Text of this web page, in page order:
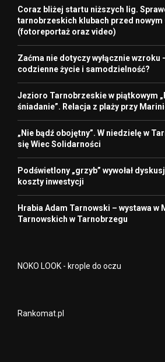
Coraz bliżej startu niższych lig.
tarnobrzeskich klubach przed nowym
(fotoreportaż oraz video)
Zaćma nie dotyczy wyłącznie wzroku
codzienne życie i samodzielność?
Jezioro Tarnobrzeskie w piątkowym
śniadanie”. Relacja z plaży przy
„Nie bądź obojętny”. W niedzielę w
się Wiec Solidarności
Podświetlony „grzyb” wywołał
koszty inwestycji
Hrabia Adam Tarnowski – wystawa w
Tarnowskich w Tarnobrzegu
NOKO LOOK - krople do oczu
Rankomat.pl